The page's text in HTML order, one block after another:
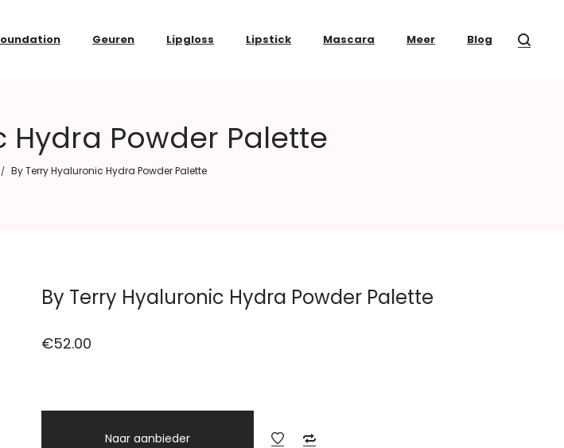
Geuren Lipgloss Lipstick Mascara Meer Blog
Hydra Powder Palette
/ By Terry Hyaluronic Hydra Powder Palette
By Terry Hyaluronic Hydra Powder Palette
€52.00
Naar aanbieder